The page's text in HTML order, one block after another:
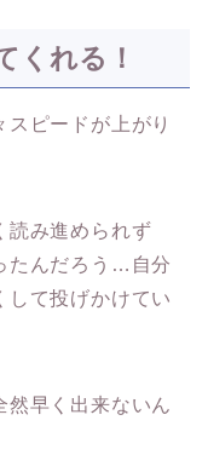
くれる！
ピードが上がり
読み進められず
たんだろう…自分
して投げかけてい
然早く出来ないん